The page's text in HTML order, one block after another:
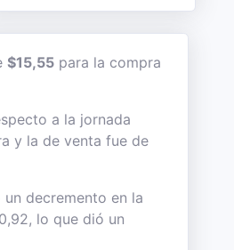
$15,55 para la compra
a la jornada
y la de venta fue de
decremento en la
lo que dió un